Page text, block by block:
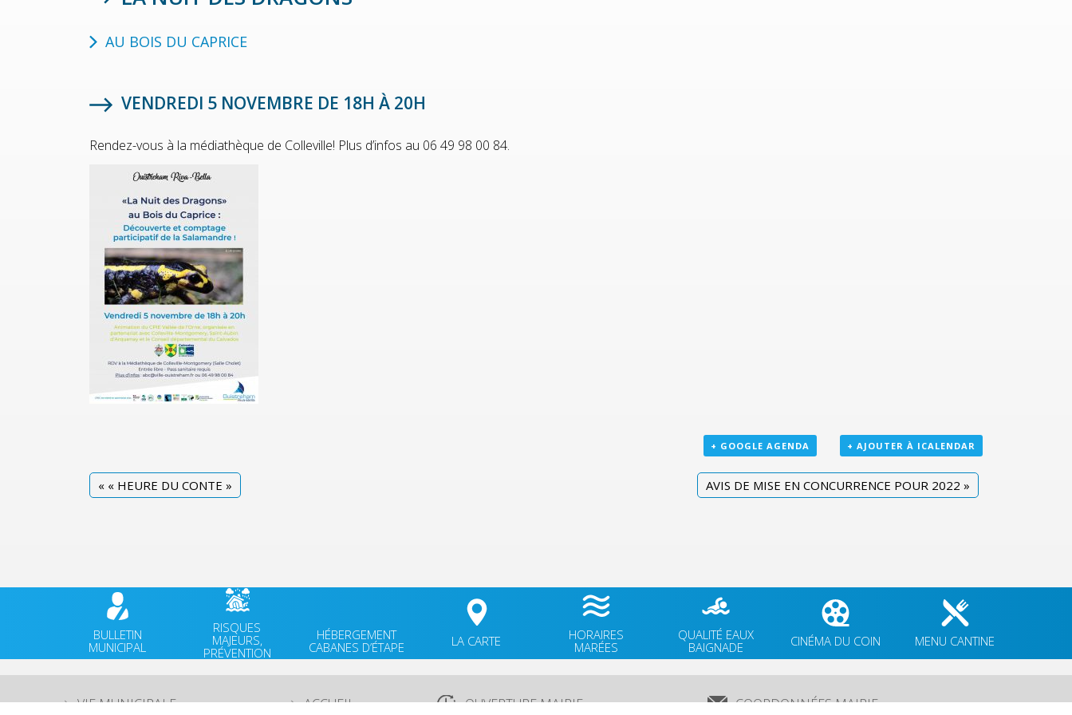
AU BOIS DU CAPRICE
VENDREDI 5 NOVEMBRE DE 18H À 20H
Rendez-vous à la médiathèque de Colleville! Plus d’infos au 06 49 98 00 84.
+ GOOGLE AGENDA + AJOUTER À ICALENDAR
« « HEURE DU CONTE » AVIS DE MISE EN CONCURRENCE POUR 2022 »
BULLETIN
MUNICIPAL
RISQUES
MAJEURS,
PRÉVENTION
HÉBERGEMENT
CABANES D’ÉTAPE
LA CARTE
HORAIRES
MARÉES
QUALITÉ EAUX
BAIGNADE
CINÉMA DU COIN MENU CANTINE
VIE MUNICIPALE ACCUEIL OUVERTURE MAIRIE COORDONNÉES MAIRIE